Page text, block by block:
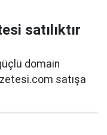
satılıktır
domain
satışa